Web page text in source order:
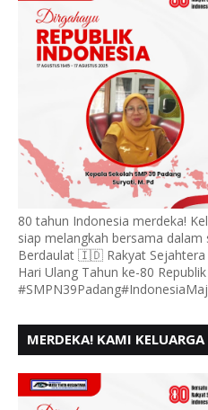
80 tahun Indonesia merdeka!
siap melangkah bersama
Berdaulat 🇮🇩 Rakyat Sejahtera
Hari Ulang Tahun ke-80
MERDEKA! KAMI
BERSATU BERD